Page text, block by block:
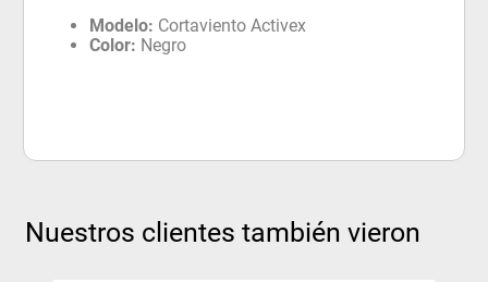
Modelo: Cortaviento Activex
Color: Negro
Nuestros clientes también vieron